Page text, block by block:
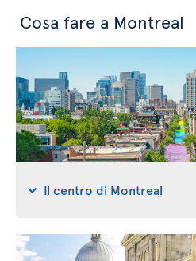
Cosa fare a Montreal
Il centro di Montreal